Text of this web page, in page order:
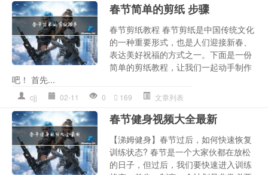
春节简单的剪纸 步骤
春节剪纸教程 春节剪纸是中国传统文化
的一种重要形式，也是人们迎接新春、
表达美好祝福的方式之一。下面是一份
简单的剪纸教程，让我们一起动手制作
吧！ 首先...
cjj 02-11 0 169 文章列表
春节健身视频大全最新
【涕姆健身】春节过后，如何快速恢复
训练状态? 春节是一个大家伙都在放松
的日子，但过后，我们要快速进入训练